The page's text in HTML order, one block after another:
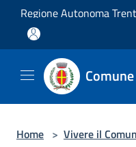
Salta al contenuto principale
Regione Autonoma
Home > Vivere il